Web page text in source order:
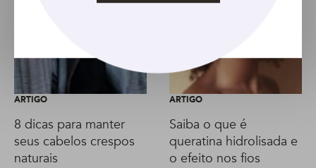
ARTIGO
8 dicas para manter
seus cabelos crespos
naturais
ARTIGO
Saiba o que é
queratina hidrolisada e
o efeito nos fios